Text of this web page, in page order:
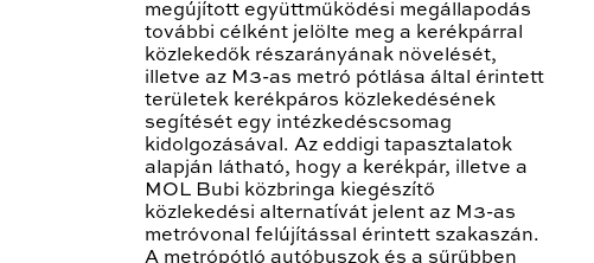
megújított együttműködési megállapodás
további célként jelölte meg a kerékpárral
közlekedők részarányának növelését,
illetve az M3-as metró pótlása által érintett
területek kerékpáros közlekedésének
segítését egy intézkedéscsomag
kidolgozásával. Az eddigi tapasztalatok
alapján látható, hogy a kerékpár, illetve a
MOL Bubi közbringa kiegészítő
közlekedési alternatívát jelent az M3-as
metróvonal felújítással érintett szakaszán.
A metrópótló autóbuszok és a sűrűbben